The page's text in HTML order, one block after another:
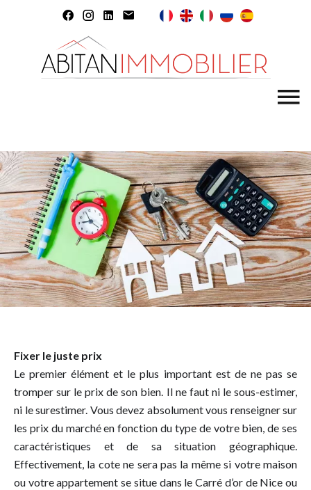
Fixer le juste prix
Le premier élément et le plus important est de ne pas se
tromper sur le prix de son bien. Il ne faut ni le sous-estimer,
ni le surestimer. Vous devez absolument vous renseigner sur
les prix du marché en fonction du type de votre bien, de ses
caractéristiques et de sa situation géographique.
Effectivement, la cote ne sera pas la même si votre maison
ou votre appartement se situe dans le Carré d’or de Nice ou